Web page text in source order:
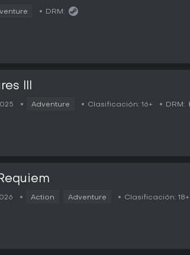
DRM:
III
Adventure Clasificación: 16+ DRM:
Action Adventure Clasificación: 18+